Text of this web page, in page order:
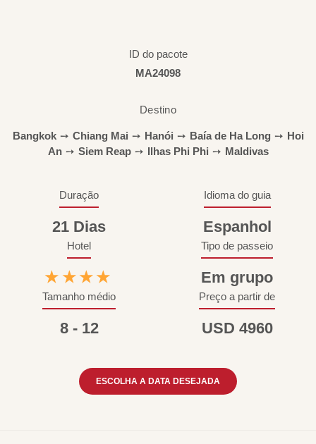
ID do pacote
MA24098
Destino
Bangkok ➙ Chiang Mai ➙ Hanói ➙ Baía de Ha Long ➙ Hoi
An ➙ Siem Reap ➙ Ilhas Phi Phi ➙ Maldivas
Duração
21 Dias
Idioma do guia
Espanhol
Hotel
★★★★
Tipo de passeio
Em grupo
Tamanho médio
8 - 12
Preço a partir de
USD 4960
ESCOLHA A DATA DESEJADA